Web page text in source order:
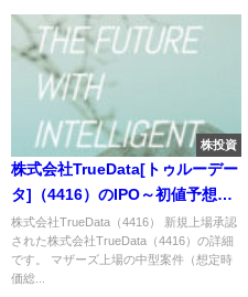
株投資
株式会社TrueData[トゥルーデー
タ]（4416）のIPO～初値予想と
新規上場情報～
株式会社TrueData（4416） 新規上場承認
された株式会社TrueData（4416）の詳細
です。 マザーズ上場の中型案件（想定時
価総...